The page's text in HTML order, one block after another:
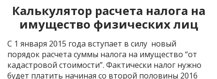
Калькулятор расчета налога на
имущество физических лиц
С 1 января 2015 года вступает в силу новый
порядок расчета суммы налога на имущество “от
кадастровой стоимости”. Фактически налог нужно
будет платить начиная со второй половины 2016